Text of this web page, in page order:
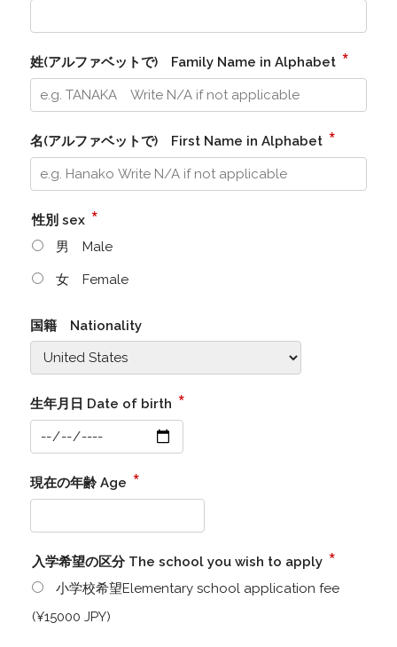
姓(アルファベットで) Family Name in Alphabet *
名(アルファベットで) First Name in Alphabet *
性別 sex *
男 Male
女 Female
国籍 Nationality
生年月日 Date of birth *
現在の年齢 Age *
入学希望の区分 The school you wish to apply *
小学校希望Elementary school application fee
(¥15000 JPY)